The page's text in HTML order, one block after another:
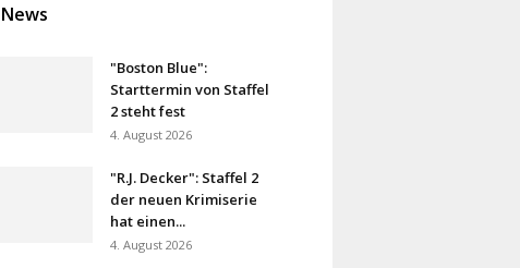
News
"Boston Blue":
Starttermin von Staffel
2 steht fest
4. August 2026
"R.J. Decker": Staffel 2
der neuen Krimiserie
hat einen...
4. August 2026